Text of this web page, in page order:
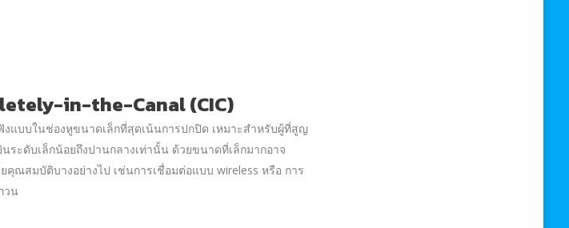
in-the-Canal (CIC)
งแบบในช่องหูขนาดเล็กที่สุดเน้นการปกปิด เหมาะสำหรับผู้ที่สูญ
นระดับเล็กน้อยถึงปานกลางเท่านั้น ด้วยขนาดที่เล็กมากอาจ
คุณสมบัติบางอย่างไป เช่นการเชื่อมต่อแบบ wireless หรือ การ
วน